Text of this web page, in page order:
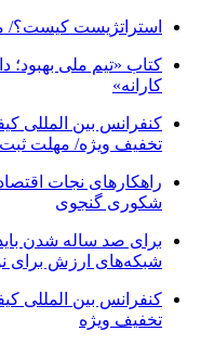
استراتژیست کیست؟‬/
کتاب «تیم ملی
کارانه»
تخفیف ویژه/ مهلت ثبت نام
راهکارهای نجات
شکوری گنجوی
برای صد ساله شدن
شبکه‌های ارزش برای
تخفیف ویژه